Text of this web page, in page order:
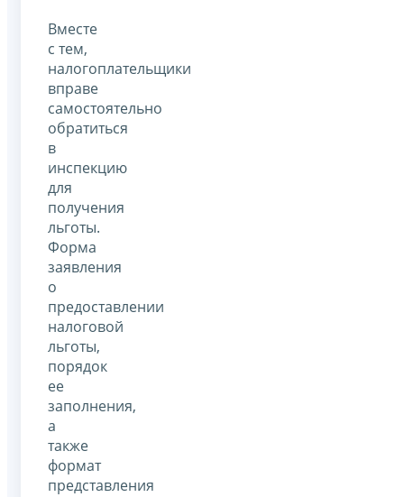
Вместе
с тем,
налогоплательщики
вправе
самостоятельно
обратиться
в
инспекцию
для
получения
льготы.
Форма
заявления
о
предоставлении
налоговой
льготы,
порядок
ее
заполнения,
а
также
формат
представления